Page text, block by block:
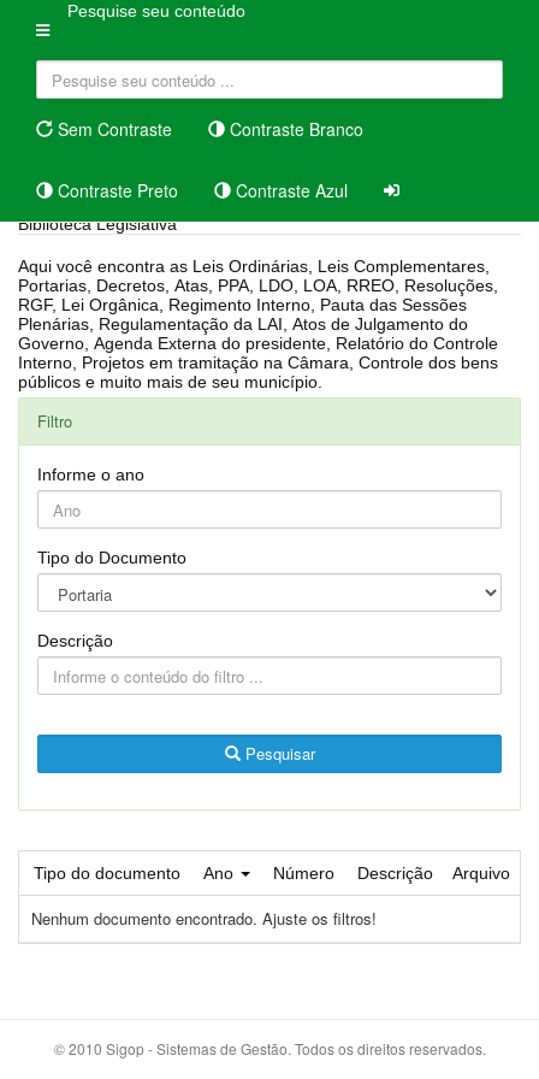
Pesquise seu conteúdo
Sem Contraste Contraste Branco
Contraste Preto Contraste Azul
Biblioteca Legislativa
Aqui você encontra as Leis Ordinárias, Leis Complementares,
Portarias, Decretos, Atas, PPA, LDO, LOA, RREO, Resoluções,
RGF, Lei Orgânica, Regimento Interno, Pauta das Sessões
Plenárias, Regulamentação da LAI, Atos de Julgamento do
Governo, Agenda Externa do presidente, Relatório do Controle
Interno, Projetos em tramitação na Câmara, Controle dos bens
públicos e muito mais de seu município.
Filtro
Informe o ano
Tipo do Documento
Descrição
Pesquisar
Tipo do documento Ano Número Descrição Arquivo
Nenhum documento encontrado. Ajuste os filtros!
© 2010 Sigop - Sistemas de Gestão. Todos os direitos reservados.